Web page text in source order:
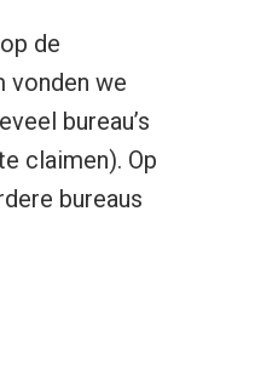
de
vonden we
bureau’s
claimen). Op
bureaus